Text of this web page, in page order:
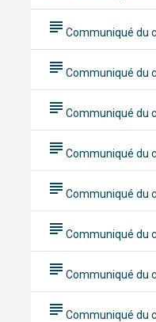
subject Communiqué du
subject Communiqué du
subject Communiqué du
subject Communiqué du
subject Communiqué du
subject Communiqué du
subject Communiqué du
subject Communiqué du